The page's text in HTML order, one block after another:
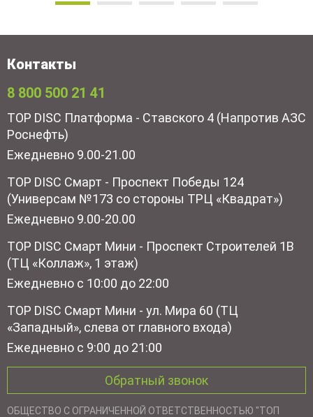
Контакты
8 800 500 21 41
TOP DISC Платформа - Ставского 4 (Напротив АЗС
Роснефть)
Ежедневно 9.00-21.00
TOP DISC Смарт - Проспект Победы 124
(Универсам №173 со стороны ТРЦ «Квадрат»)
Ежедневно 9.00-20.00
TOP DISC Смарт Мини - Проспект Строителей 1В
(ТЦ «Коллаж», 1 этаж)
Ежедневно с 10:00 до 22:00
TOP DISC Смарт Мини - ул. Мира 60 (ТЦ
«Западный», слева от главного входа)
Ежедневно с 9:00 до 21:00
Обратный звонок
ОБЩЕСТВО С ОГРАНИЧЕННОЙ ОТВЕТСТВЕННОСТЬЮ "ТОП